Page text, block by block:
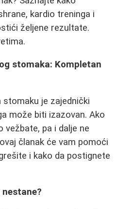
kardio treninga i
željene rezultate.
stomaka: Kompletan
je zajednički
može biti izazovan. Ako
vežbate, pa i dalje ne
članak će vam pomoći
i kako da postignete